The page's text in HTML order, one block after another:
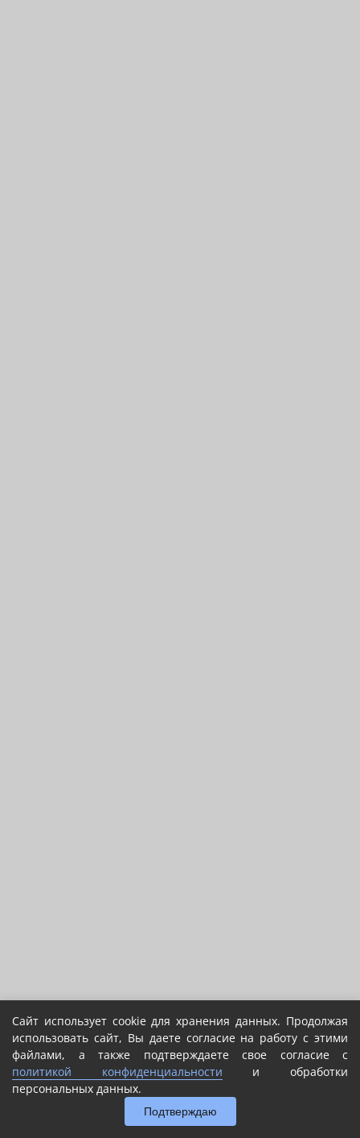
Сайт использует cookie для хранения данных. Продолжая
использовать сайт, Вы даете согласие на работу с этими
файлами, а также подтверждаете свое согласие с
политикой конфиденциальности и обработки
персональных данных.
Подтверждаю